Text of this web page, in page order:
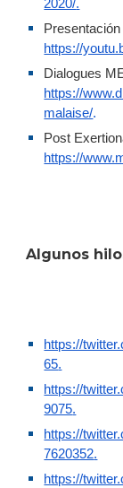
2020/.
https://
Dialogues
https://
malaise/.
Post
https://
Algunos
https://
65.
https://
9075.
https://
7620352.
https://